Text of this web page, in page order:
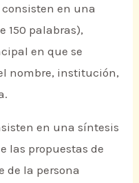
en una
150 palabras),
en que se
nombre, institución,
en una síntesis
las propuestas de
de la persona